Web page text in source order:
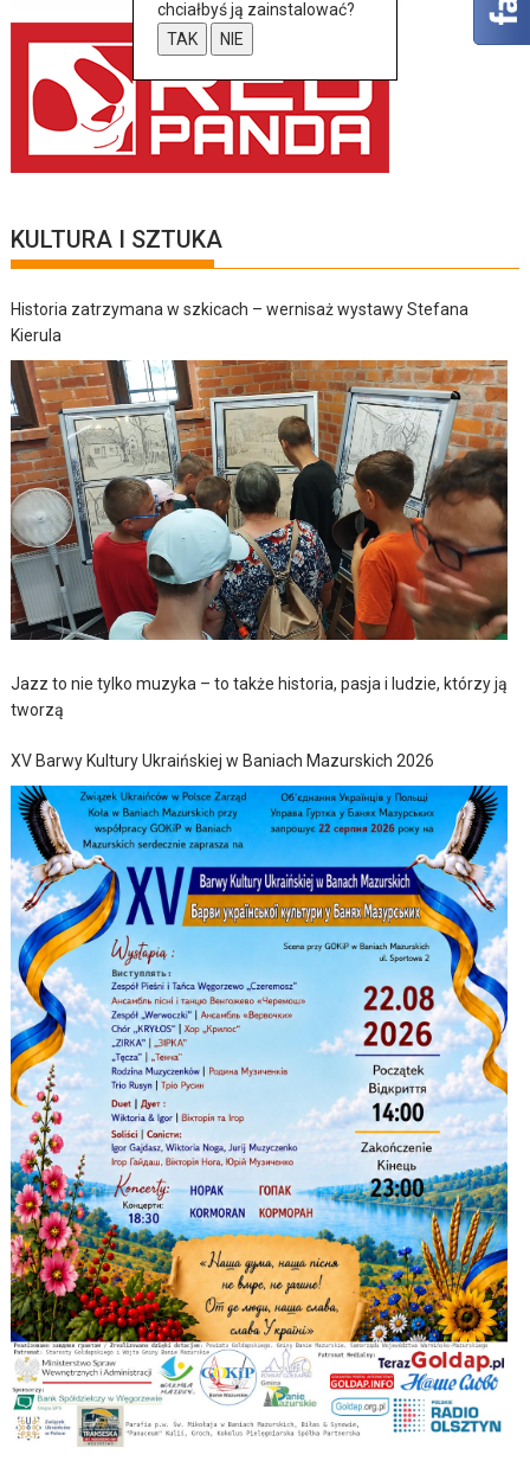
KULTURA I SZTUKA
Historia zatrzymana w szkicach – wernisaż wystawy Stefana
Kierula
Jazz to nie tylko muzyka – to także historia, pasja i ludzie, którzy ją
tworzą
XV Barwy Kultury Ukraińskiej w Baniach Mazurskich 2026
chciałbyś ją zainstalować?
TAK
NIE